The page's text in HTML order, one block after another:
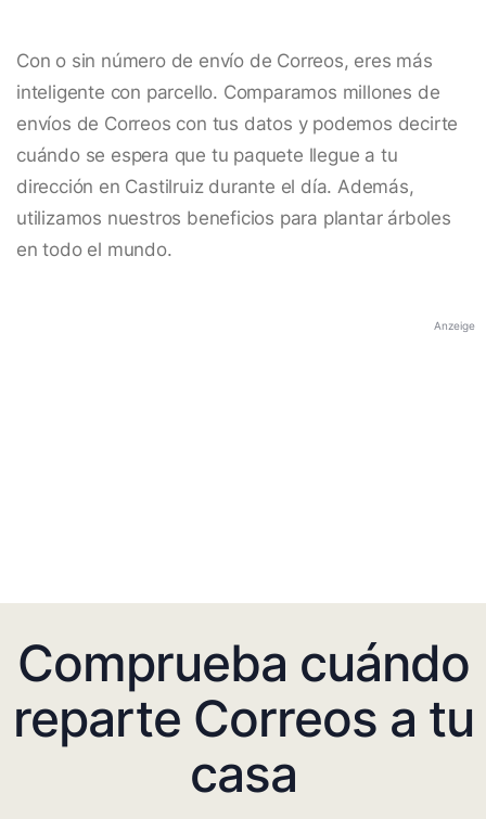
Con o sin número de envío de Correos, eres más
inteligente con parcello. Comparamos millones de
envíos de Correos con tus datos y podemos decirte
cuándo se espera que tu paquete llegue a tu
dirección en Castilruiz durante el día. Además,
utilizamos nuestros beneficios para plantar árboles
en todo el mundo.
Anzeige
Comprueba cuándo
reparte Correos a tu
casa